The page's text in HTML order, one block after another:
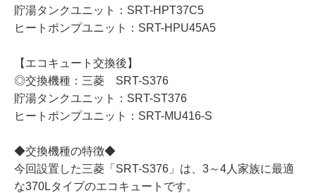
貯湯タンクユニット：SRT-HPT37C5
ヒートポンプユニット：SRT-HPU45A5
【エコキュート交換後】
◎交換機種：三菱 SRT-S376
貯湯タンクユニット：SRT-ST376
ヒートポンプユニット：SRT-MU416-S
◆交換機種の特徴◆
今回設置した三菱「SRT-S376」は、3～4人家族に最適
な370Lタイプのエコキュートです。